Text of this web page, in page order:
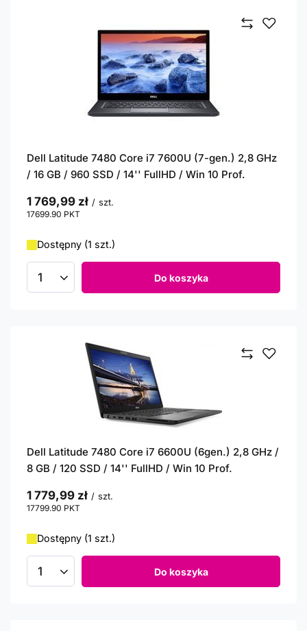
Dell Latitude 7480 Core i7 7600U (7-gen.) 2,8 GHz
/ 16 GB / 960 SSD / 14'' FullHD / Win 10 Prof.
1 769,99 zł / szt.
17699.90 PKT
Dostępny (1 szt.)
Ilość produktów Do koszyka
Dell Latitude 7480 Core i7 6600U (6gen.) 2,8 GHz /
8 GB / 120 SSD / 14'' FullHD / Win 10 Prof.
1 779,99 zł / szt.
17799.90 PKT
Dostępny (1 szt.)
Ilość produktów Do koszyka